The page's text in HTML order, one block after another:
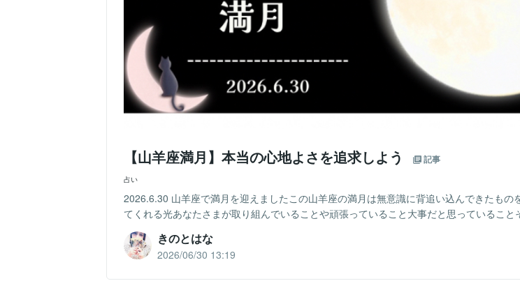
【山羊座満月】本当の心地よさを追求しよう 記事
占い
2026.6.30 山羊座で満月を迎えましたこの山羊座の満月は無意識に背追い込んできたもの
てくれる光あなたさまが取り組んでいることや頑張っていること大事だと思っていること
きのとはな
2026/06/30 13:19